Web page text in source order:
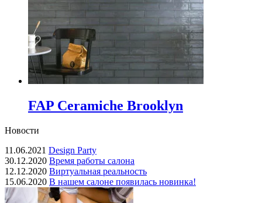
FAP Ceramiche Brooklyn
Новости
11.06.2021 Design Party
30.12.2020 Время работы салона
12.12.2020 Виртуальная реальность
15.06.2020 В нашем салоне появилась новинка!